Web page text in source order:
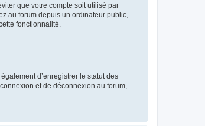
que votre compte soit utilisé par
au forum depuis un ordinateur public,
fonctionnalité.
d’enregistrer le statut des
et de déconnexion au forum,